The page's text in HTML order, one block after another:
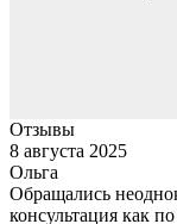
Отзывы
8 августа 2025
Ольга
Обращались
консультация как